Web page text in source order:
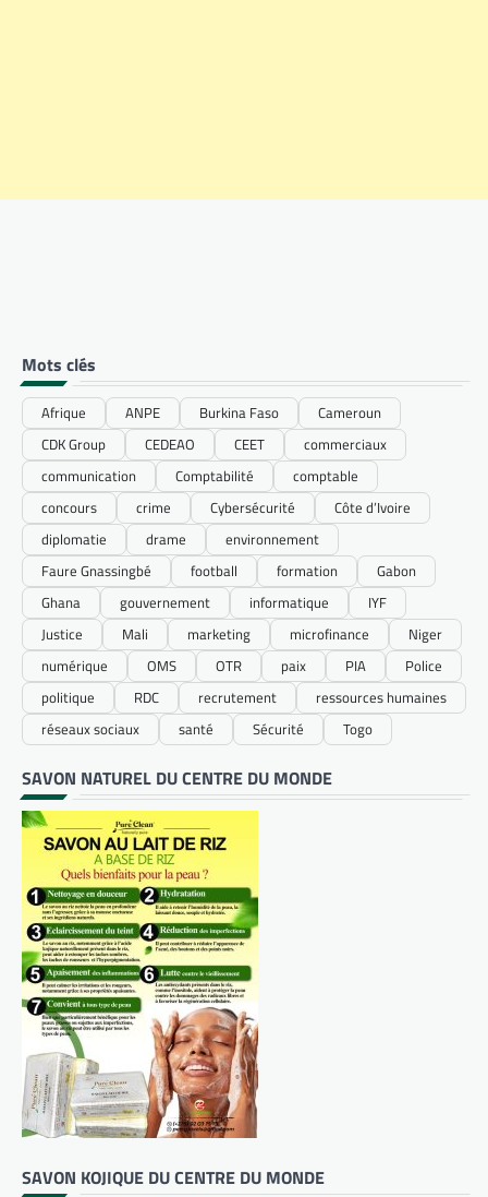
Mots clés
Afrique ANPE Burkina Faso
Cameroun
CDK Group
CEDEAO CEET
commerciaux
communication
Comptabilité
comptable
concours
crime Cybersécurité
Côte d’Ivoire
diplomatie
drame
environnement
Faure Gnassingbé
football formation
Gabon
Ghana
gouvernement informatique
IYF
Justice
Mali marketing microfinance
Niger
numérique
OMS OTR paix PIA
Police
politique
RDC recrutement
ressources humaines
réseaux sociaux
santé Sécurité Togo
SAVON NATUREL DU CENTRE DU MONDE
SAVON KOJIQUE DU CENTRE DU MONDE